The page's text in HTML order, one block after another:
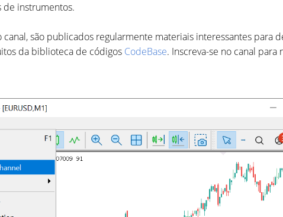
de instrumentos.
são publicados regularmente materiais interessantes para
da biblioteca de códigos CodeBase. Inscreva-se no canal para